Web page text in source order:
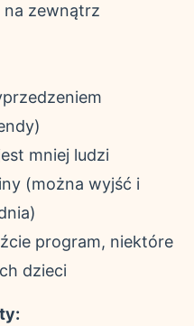
na zewnątrz
mniej ludzi
(można wyjść i
program, niektóre
dzieci